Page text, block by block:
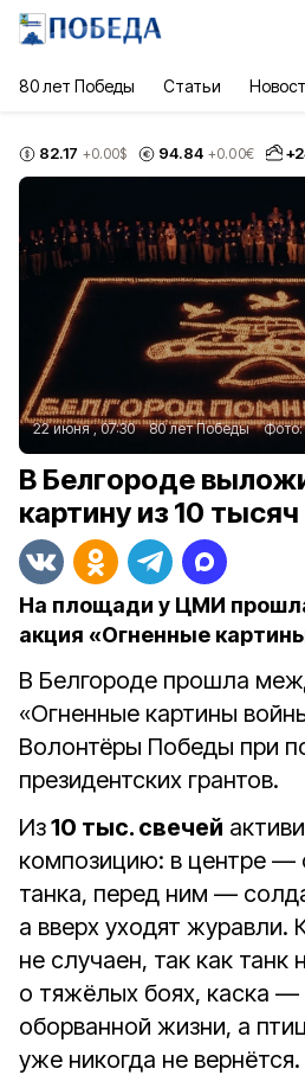
80 лет Победы Статьи
82.17 +0.00$ 94.84 +0.00€ +
22 июня , 07:30 80 лет Победы Фото:
В Белгороде
картину из 10
На площади у ЦМИ
акция «Огненные
В Белгороде прошла
«Огненные картины
Волонтёры Победы при
президентских грантов.
Из10 тыс. свечей
композицию: в центре —
танка, перед ним —
а вверх уходят
не случаен, так как танк
о тяжёлых боях, каска
оборванной жизни, а
уже никогда не вернётся.